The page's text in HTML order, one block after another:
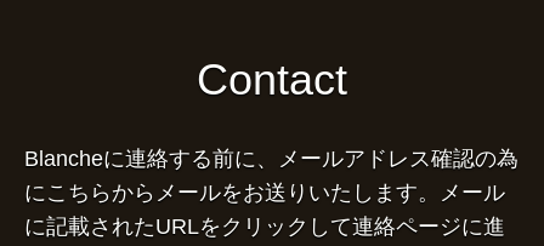
Contact
Blancheに連絡する前に、メールアドレス確認の為
にこちらからメールをお送りいたします。メール
に記載されたURLをクリックして連絡ページに進